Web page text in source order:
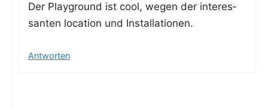
Der Play­ground ist cool, wegen der inter­es­
san­ten loca­ti­on und Installationen.
Antworten